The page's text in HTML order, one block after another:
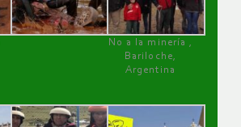
No a la minería ,
Bariloche,
Argentina